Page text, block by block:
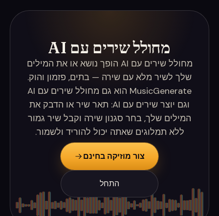
מחולל שירים עם AI
מחולל שירים עם AI הופך נושא או את המילים
שלך לשיר מלא עם שירה — בתים, פזמון והוק.
MusicGenerate הוא גם מחולל שירים עם AI
וגם יוצר שירים עם AI: תאר שיר או הדבק את
המילים שלך, בחר סגנון שירה וקבל שיר גמור
ללא תמלוגים שאתה יכול להוריד ולשמור.
צור מוזיקה בחינם
התחל